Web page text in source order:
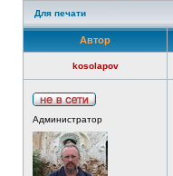
Для печати
Автор
kosolapov
Администратор